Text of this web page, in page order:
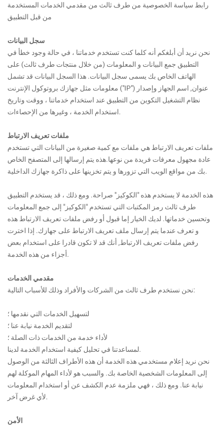
رابط سياسة الخصوصية من طرف ثالث من مقدمي الخدمات المستخدمة
من قبل التطبيق
سجل البيانات
نحن نريد أن أبلغكم أنه كلما كنت تستخدم خدماتنا ، في حالة وجود خطأ في
التطبيق جمع البيانات و المعلومات (من خلال منتجات طرف ثالث) على
الهاتف الخاص بك يسمى سجل البيانات. هذا السجل البيانات قد تشمل
معلومات مثل جهازك بروتوكول الإنترنت ("IP") عنوان, اسم الجهاز وإصدار
نظام التشغيل التكوين من التطبيق عند استخدام خدماتنا ، ووقت وتاريخ
استخدام الخدمة ، وغيرها من الإحصاءات.
ملفات تعريف الارتباط
ملفات تعريف الارتباط هي ملفات مع كمية صغيرة من البيانات التي تستخدم
عادة مجهول معرفات فريدة من نوعها.هذه يتم إرسالها إلى المتصفح الخاص
بك من مواقع الويب التي تزورها و يتم تخزينها على ذاكرة جهازك الداخلية.
هذه الخدمة لا يستخدم هذه "الكوكيز" صراحة. ومع ذلك ، قد يستخدم التطبيق
طرف ثالث رمز المكتبات التي تستخدم "الكوكيز" إلى جمع المعلومات
وتحسين خدماتها. لديك الخيار إما قبول أو رفض ملفات تعريف الارتباط هذه
و تعرف عندما يتم إرسال ملف تعريف الارتباط على جهازك. إذا اخترت
رفض ملفات تعريف الارتباط, أنك قد لا تكون قادرا على استخدام بعض
أجزاء من هذه الخدمة.
مقدمي الخدمات
نحن نستخدم طرف ثالث من الشركات والأفراد وذلك للأسباب التالية:
لتسهيل الخدمات التي نقدمها ؛
لتقديم الخدمة نيابة عنا ؛
لأداء خدمة من الخدمات ذات الصلة ؛
لمساعدتنا في تحليل كيفية استخدام الخدمة لدينا.
نحن نريد إعلام مستخدمي هذه الخدمة أن هذه الأطراف الثالثة من الوصول
إلى المعلومات الشخصية الخاصة بك. والسبب هو لأداء المهام الموكلة لهم
نيابة عنا. ومع ذلك ، فهي ملزمة عدم الكشف عن أو استخدام المعلومات
لأي غرض آخر.
الأمن